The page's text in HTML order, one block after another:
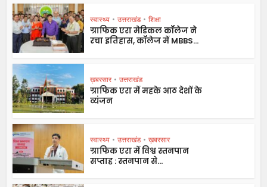
स्वास्थ्य • उत्तराखंड • शिक्षा
ग्राफिक एरा मेडिकल कॉलेज ने
रचा इतिहास, कॉलेज में MBBS...
ख़बरसार • उत्तराखंड
ग्राफिक एरा में महके आठ देशों के
व्यंजन
स्वास्थ्य • उत्तराखंड • ख़बरसार
ग्राफिक एरा में विश्व स्तनपान
सप्ताह : स्तनपान से...